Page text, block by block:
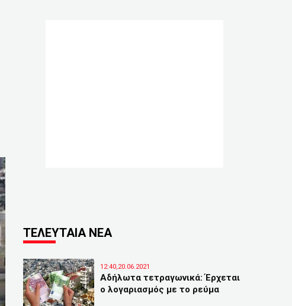
ΤΕΛΕΥΤΑΙΑ ΝΕΑ
12:40,20.06.2021
Αδήλωτα τετραγωνικά: Έρχεται
ο λογαριασμός με το ρεύμα